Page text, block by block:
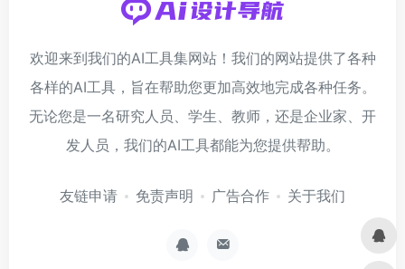
欢迎来到我们的AI工具集网站！我们的网站提供了各种
各样的AI工具，旨在帮助您更加高效地完成各种任务。
无论您是一名研究人员、学生、教师，还是企业家、开
发人员，我们的AI工具都能为您提供帮助。
友链申请 免责声明 广告合作 关于我们